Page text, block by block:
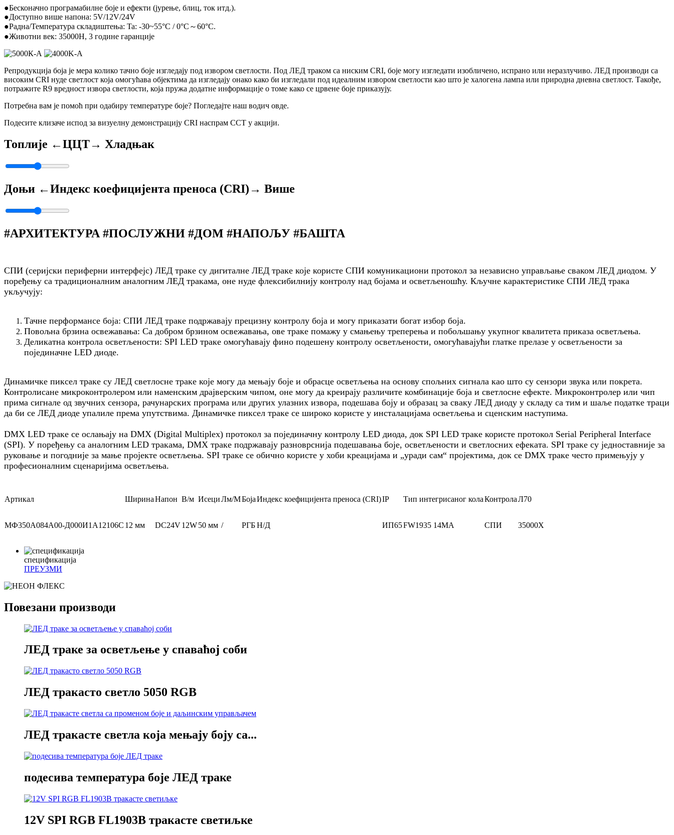
●Бесконачно програмабилне боје и ефекти (јурење, блиц, ток итд.).
●Доступно више напона: 5V/12V/24V
●Радна/Температура складиштења: Ta: -30~55°C / 0°C～60°C.
●Животни век: 35000H, 3 године гаранције
Репродукција боја је мера колико тачно боје изгледају под извором светлости. Под ЛЕД траком са ниским CRI, боје могу изгледати изобличено, испрано или неразлучиво. ЛЕД производи са
високим CRI нуде светлост која омогућава објектима да изгледају онако како би изгледали под идеалним извором светлости као што је халогена лампа или природна дневна светлост. Такође,
потражите R9 вредност извора светлости, која пружа додатне информације о томе како се црвене боје приказују.
Потребна вам је помоћ при одабиру температуре боје? Погледајте наш водич овде.
Подесите клизаче испод за визуелну демонстрацију CRI наспрам CCT у акцији.
Топлије ←ЦЦТ→ Хладњак
Доњи ←Индекс коефицијента преноса (CRI)→ Више
#АРХИТЕКТУРА #ПОСЛУЖНИ #ДОМ #НАПОЉУ #БАШТА
СПИ (серијски периферни интерфејс) ЛЕД траке су дигиталне ЛЕД траке које користе СПИ комуникациони протокол за независно управљање сваком ЛЕД диодом. У
поређењу са традиционалним аналогним ЛЕД тракама, оне нуде флексибилнију контролу над бојама и осветљеношћу. Кључне карактеристике СПИ ЛЕД трака
укључују:
Тачне перформансе боја: СПИ ЛЕД траке подржавају прецизну контролу боја и могу приказати богат избор боја.
Повољна брзина освежавања: Са добром брзином освежавања, ове траке помажу у смањењу треперења и побољшању укупног квалитета приказа осветљења.
Деликатна контрола осветљености: SPI LED траке омогућавају фино подешену контролу осветљености, омогућавајући глатке прелазе у осветљености за
појединачне LED диоде.
Динамичке пиксел траке су ЛЕД светлосне траке које могу да мењају боје и обрасце осветљења на основу спољних сигнала као што су сензори звука или покрета.
Контролисане микроконтролером или наменским драјверским чипом, оне могу да креирају различите комбинације боја и светлосне ефекте. Микроконтролер или чип
прима сигнале од звучних сензора, рачунарских програма или других улазних извора, подешава боју и образац за сваку ЛЕД диоду у складу са тим и шаље податке траци
да би се ЛЕД диоде упалиле према упутствима. Динамичке пиксел траке се широко користе у инсталацијама осветљења и сценским наступима.
DMX LED траке се ослањају на DMX (Digital Multiplex) протокол за појединачну контролу LED диода, док SPI LED траке користе протокол Serial Peripheral Interface
(SPI). У поређењу са аналогним LED тракама, DMX траке подржавају разноврснија подешавања боје, осветљености и светлосних ефеката. SPI траке су једноставније за
руковање и погодније за мање пројекте осветљења. SPI траке се обично користе у хоби креацијама и „уради сам“ пројектима, док се DMX траке често примењују у
професионалним сценаријима осветљења.
Артикал ШиринаНапон В/м ИсециЛм/МБојаИндекс коефицијента преноса (CRI)IP Тип интегрисаног колаКонтролаЛ70
МФ350А084А00-Д000И1А12106С 12 мм DC24V12W50 мм / РГБН/Д ИП65FW1935 14MA СПИ 35000Х
спецификација
ПРЕУЗМИ
Повезани производи
ЛЕД траке за осветљење у спаваћој соби
ЛЕД тракасто светло 5050 RGB
ЛЕД тракасте светла која мењају боју са...
подесива температура боје ЛЕД траке
12V SPI RGB FL1903B тракасте светиљке